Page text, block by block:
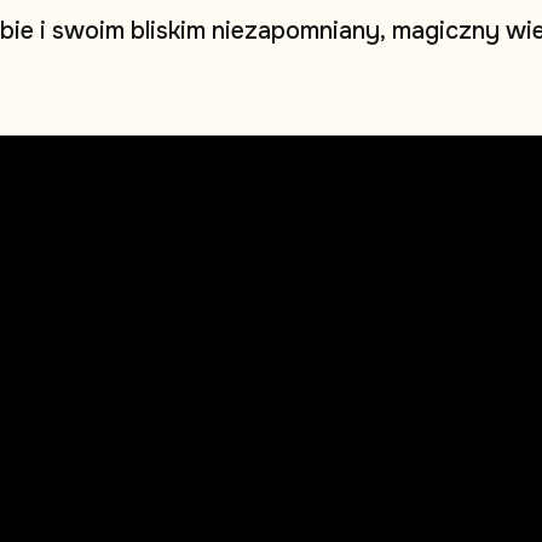
bie i swoim bliskim niezapomniany, magiczny wi